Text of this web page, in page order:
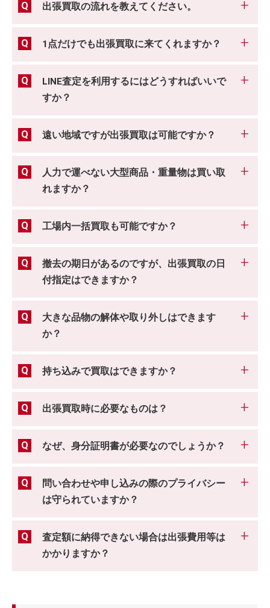
出張買取の流れを教えてください。
1点だけでも出張買取に来てくれますか？
LINE査定を利用するにはどうすればいいで
すか？
遠い地域ですが出張買取は可能ですか？
人力で運べない大型商品・重量物は買い取
れますか？
工場内一括買取も可能ですか？
撤去の期日があるのですが、出張買取の日
付指定はできますか？
大きな品物の解体や取り外しはできます
か？
持ち込みで買取はできますか？
出張買取時に必要なものは？
なぜ、身分証明書が必要なのでしょうか？
問い合わせや申し込みの際のプライバシー
は守られていますか？
査定額に納得できない場合は出張費用等は
かかりますか？